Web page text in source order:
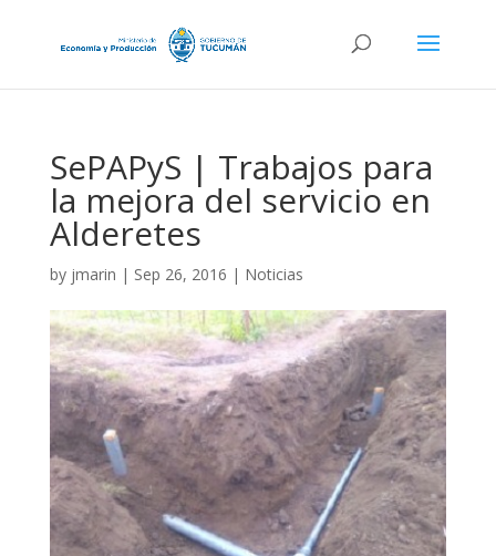
SePAPyS | Trabajos para
la mejora del servicio en
Alderetes
by jmarin | Sep 26, 2016 | Noticias